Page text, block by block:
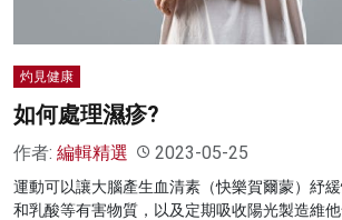
灼見健康
如何處理濕疹?
作者: 編輯精選 2023-05-25
運動可以讓大腦產生血清素（快樂賀爾蒙）紓
和乳酸等有害物質，以及定期吸收陽光製造維